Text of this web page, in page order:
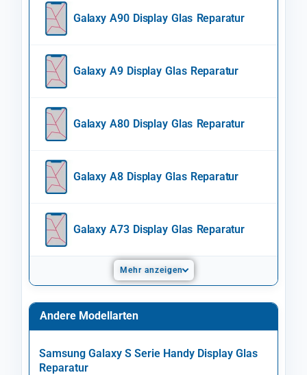
Galaxy A90 Display Glas Reparatur
Galaxy A9 Display Glas Reparatur
Galaxy A80 Display Glas Reparatur
Galaxy A8 Display Glas Reparatur
Galaxy A73 Display Glas Reparatur
Mehr anzeigen
Andere Modellarten
Samsung Galaxy S Serie Handy Display Glas
Reparatur